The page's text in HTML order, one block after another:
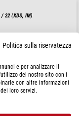
/ 22 (XDS, IM)
settimane
Politica sulla riservatezza
e per analizzare il
del nostro sito con i
con altre informazioni
loro servizi.